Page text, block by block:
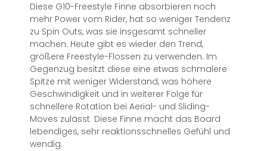
Diese G10-Freestyle Finne absorbieren noch
mehr Power vom Rider, hat so weniger Tendenz
zu Spin Outs, was sie insgesamt schneller
machen. Heute gibt es wieder den Trend,
größere Freestyle-Flossen zu verwenden. Im
Gegenzug besitzt diese eine etwas schmalere
Spitze mit weniger Widerstand, was höhere
Geschwindigkeit und in weiterer Folge für
schnellere Rotation bei Aerial- und Sliding-
Moves zulässt. Diese Finne macht das Board
lebendiges, sehr reaktionsschnelles Gefühl und
wendig.